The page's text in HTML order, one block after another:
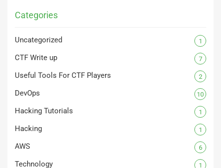
Categories
Uncategorized 1
CTF Write up 7
Useful Tools For CTF Players 2
DevOps 10
Hacking Tutorials 1
Hacking 1
AWS 6
Technology 1